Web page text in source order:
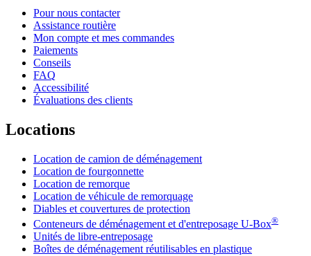
Pour nous contacter
Assistance routière
Mon compte et mes commandes
Paiements
Conseils
FAQ
Accessibilité
Évaluations des clients
Locations
Location de camion de déménagement
Location de fourgonnette
Location de remorque
Location de véhicule de remorquage
Diables et couvertures de protection
Conteneurs de déménagement et d'entreposage U-Box®
Unités de libre-entreposage
Boîtes de déménagement réutilisables en plastique